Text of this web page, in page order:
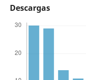
Descargas